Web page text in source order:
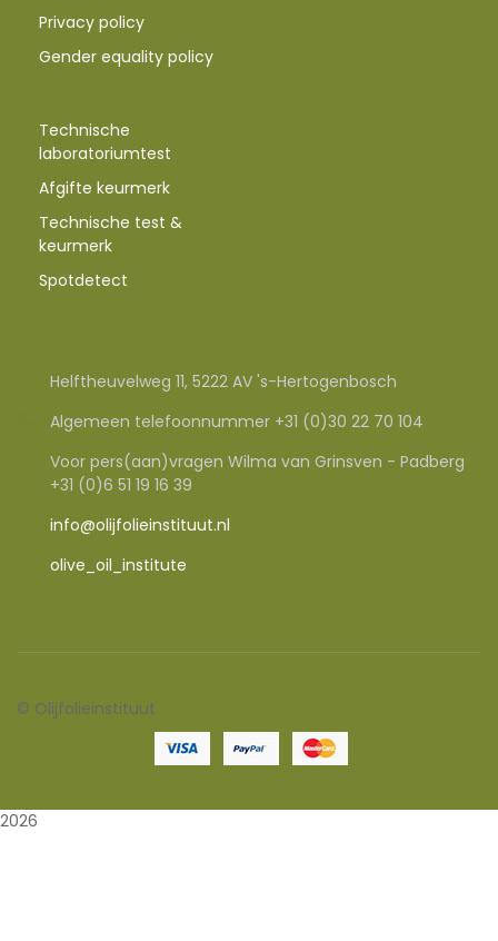
Privacy policy
Gender equality policy
Technische
laboratoriumtest
Afgifte keurmerk
Technische test &
keurmerk
Spotdetect
Helftheuvelweg 11, 5222 AV 's-Hertogenbosch
Algemeen telefoonnummer +31 (0)30 22 70 104
Voor pers(aan)vragen Wilma van Grinsven - Padberg
+31 (0)6 51 19 16 39
info@olijfolieinstituut.nl
olive_oil_institute
© Olijfolieinstituut
2026